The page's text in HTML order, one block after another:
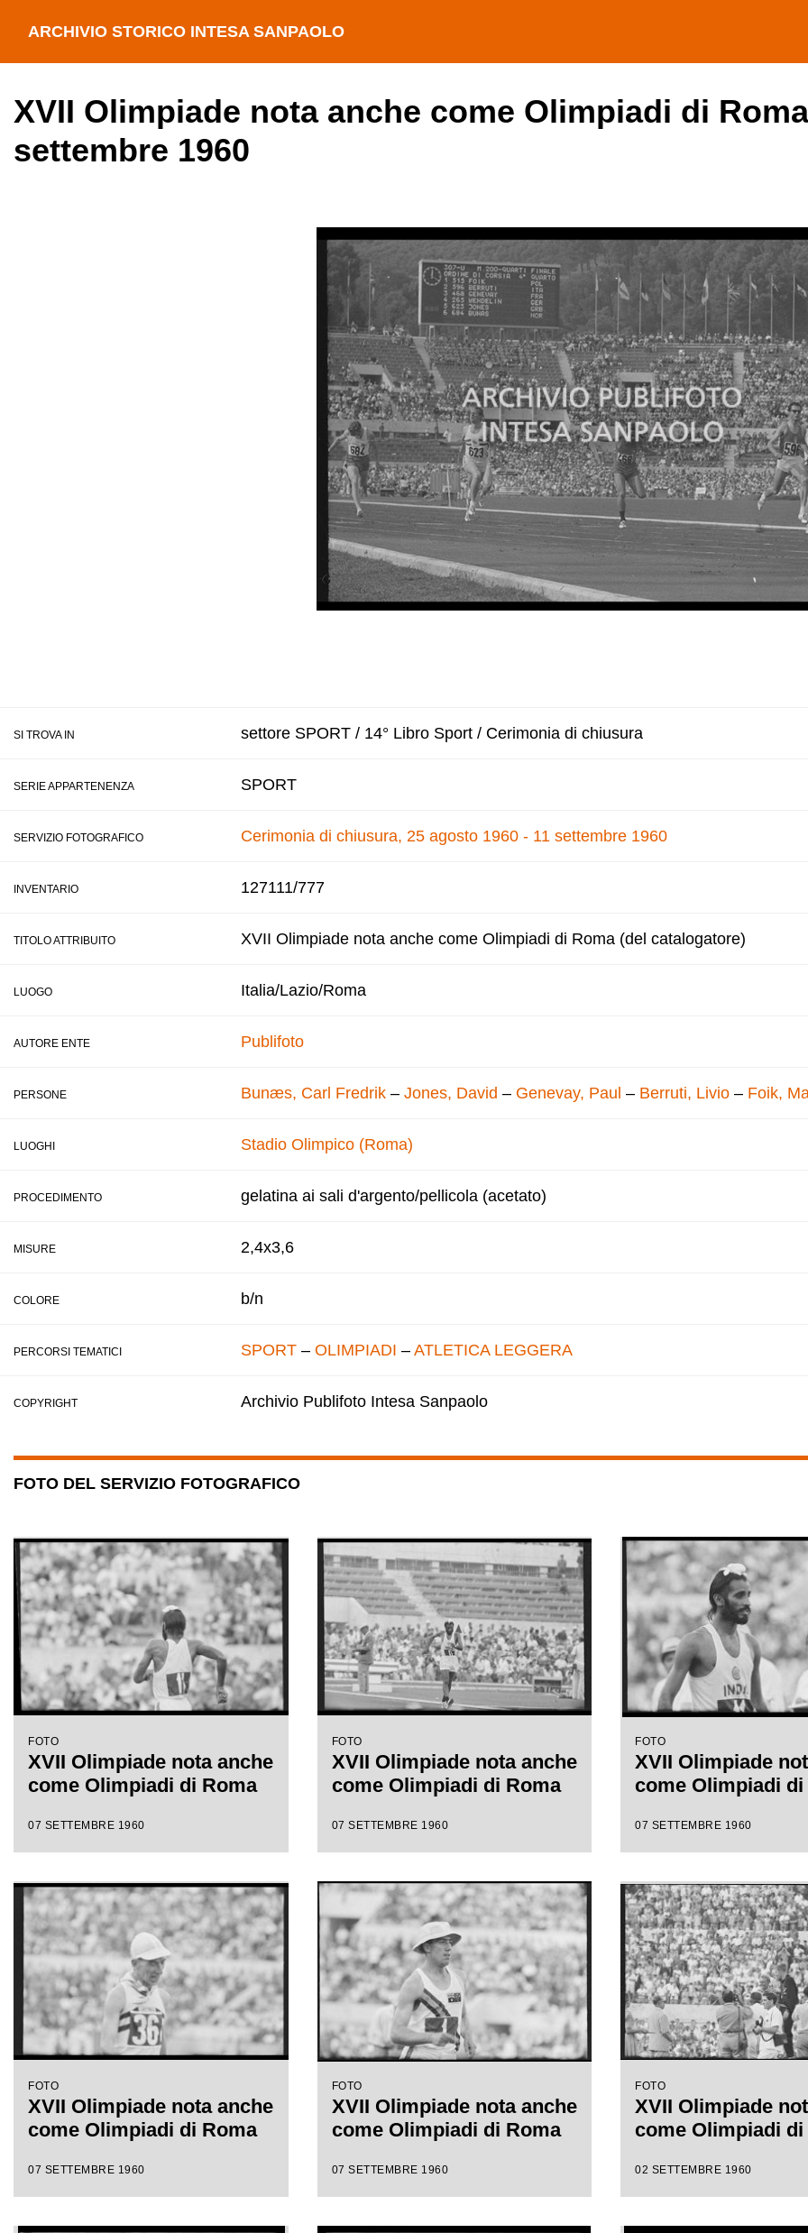
ARCHIVIO STORICO INTESA SANPAOLO
XVII Olimpiade nota anche come Olimpiadi di
settembre 1960
SI TROVA IN settore SPORT / 14° Libro Sport / Cerimonia di chiusura
SERIE APPARTENENZA SPORT
SERVIZIO FOTOGRAFICO Cerimonia di chiusura, 25 agosto 1960 - 11 settembre 1960
INVENTARIO 127111/777
TITOLO ATTRIBUITO XVII Olimpiade nota anche come Olimpiadi di Roma (del catalogatore)
LUOGO Italia/Lazio/Roma
AUTORE ENTE Publifoto
PERSONE Bunæs, Carl Fredrik – Jones, David – Genevay, Paul – Berruti, Livio – Foik,
LUOGHI Stadio Olimpico (Roma)
PROCEDIMENTO gelatina ai sali d'argento/pellicola (acetato)
MISURE 2,4x3,6
COLORE b/n
PERCORSI TEMATICI SPORT – OLIMPIADI – ATLETICA LEGGERA
COPYRIGHT Archivio Publifoto Intesa Sanpaolo
FOTO DEL SERVIZIO FOTOGRAFICO
FOTO
XVII Olimpiade nota anche
come Olimpiadi di Roma
07 SETTEMBRE 1960
FOTO
XVII Olimpiade nota anche
come Olimpiadi di Roma
07 SETTEMBRE 1960
FOTO
XVII Olimpiade
come Olimpiadi di
07 SETTEMBRE 1960
FOTO
XVII Olimpiade nota anche
come Olimpiadi di Roma
07 SETTEMBRE 1960
FOTO
XVII Olimpiade nota anche
come Olimpiadi di Roma
07 SETTEMBRE 1960
FOTO
XVII Olimpiade
come Olimpiadi di
02 SETTEMBRE 1960